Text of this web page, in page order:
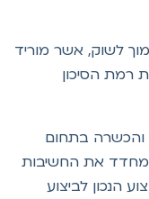
לשוק, אשר מוריד
הסיכון
בתחום
את החשיבות
לביצוע